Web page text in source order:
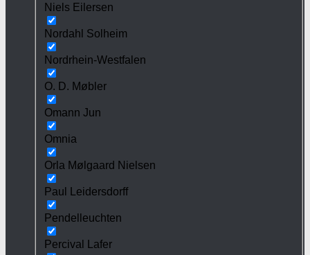
Niels Eilersen
Nordahl Solheim
Nordrhein-Westfalen
O. D. Møbler
Omann Jun
Omnia
Orla Mølgaard Nielsen
Paul Leidersdorff
Pendelleuchten
Percival Lafer